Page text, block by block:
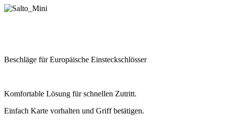
Beschläge für Europäische Einsteckschlösser
Komfortable Lösung für schnellen Zutritt.
Einfach Karte vorhalten und Griff betätigen.